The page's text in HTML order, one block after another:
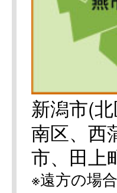
新潟市(
南区、西
市、田上
※遠方の場